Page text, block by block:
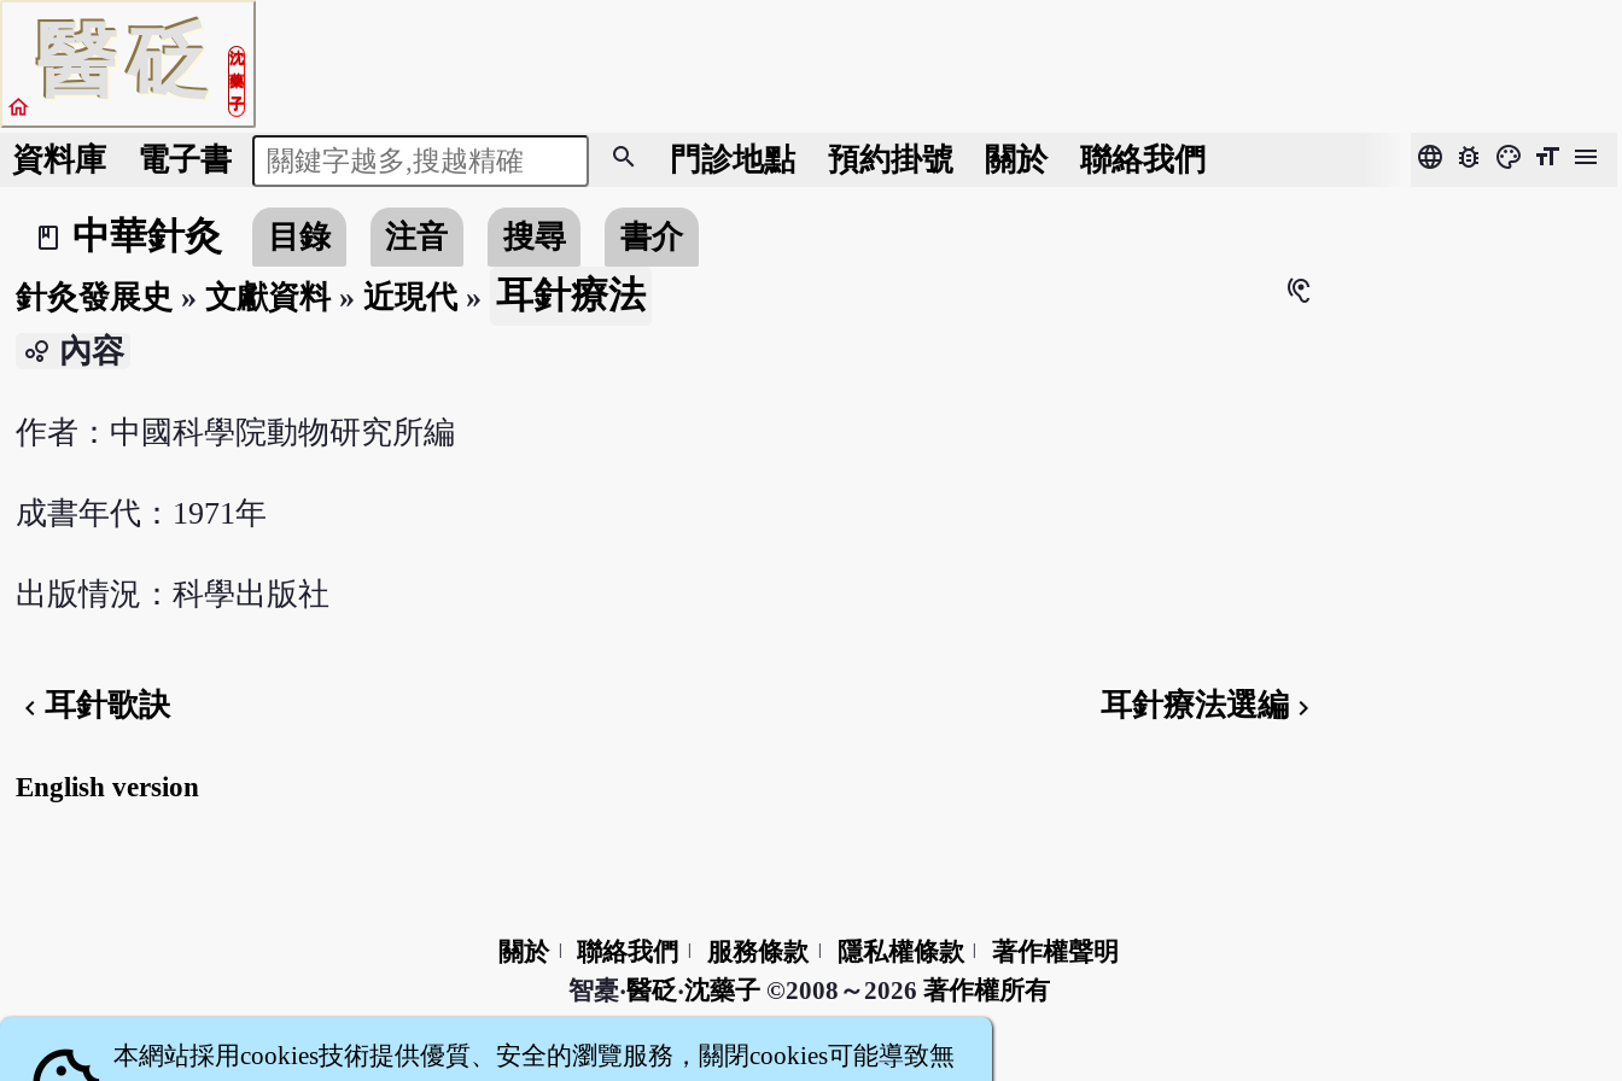
醫砭
沈
藥
子
home
資料庫 電子書 search 門診地點 預約掛號 關於 聯絡我們 language bug_report color_lens format_size menu
book_2
中華針灸 目錄 注音 搜尋
書介
針灸發展史 » 文獻資料» 近現代» 耳針療法 hearing
bubble_chart 內容
作者：中國科學院動物研究所編
成書年代：1971年
出版情況：科學出版社
chevron_left 耳針歌訣 耳針療法選編chevron_right
English version
關於 聯絡我們 服務條款 隱私權條款
著作權聲明
智橐‧醫砭‧沈藥子©2008～2026 著作權所有
本網站採用cookies技術提供優質、安全的瀏覽服務，關閉cookies可能導致無